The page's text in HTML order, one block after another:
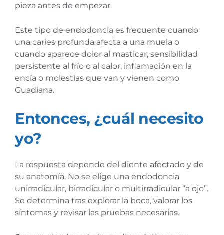
pieza antes de empezar.
Este tipo de endodoncia es frecuente cuando
una caries profunda afecta a una muela o
cuando aparece dolor al masticar, sensibilidad
persistente al frío o al calor, inflamación en la
encía o molestias que van y vienen como
Guadiana.
Entonces, ¿cuál necesito
yo?
La respuesta depende del diente afectado y de
su anatomía. No se elige una endodoncia
unirradicular, birradicular o multirradicular “a ojo”.
Se determina tras explorar la boca, valorar los
síntomas y revisar las pruebas necesarias.